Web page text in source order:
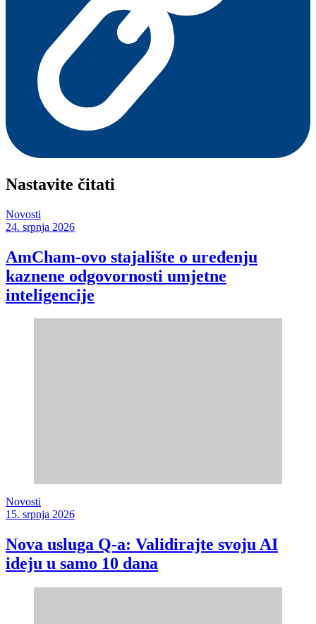
Nastavite čitati
Novosti
24. srpnja 2026
AmCham-ovo stajalište o uređenju
kaznene odgovornosti umjetne
inteligencije
Novosti
15. srpnja 2026
Nova usluga Q-a: Validirajte svoju AI
ideju u samo 10 dana